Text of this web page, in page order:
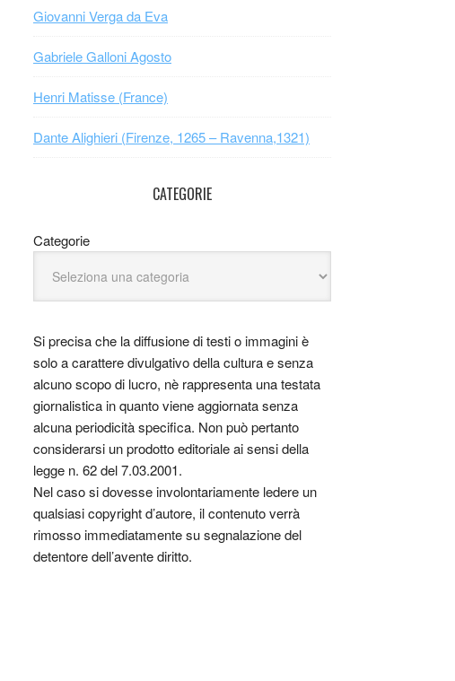
Giovanni Verga da Eva
Gabriele Galloni Agosto
Henri Matisse (France)
Dante Alighieri (Firenze, 1265 – Ravenna,1321)
CATEGORIE
Categorie
Si precisa che la diffusione di testi o immagini è
solo a carattere divulgativo della cultura e senza
alcuno scopo di lucro, nè rappresenta una testata
giornalistica in quanto viene aggiornata senza
alcuna periodicità specifica. Non può pertanto
considerarsi un prodotto editoriale ai sensi della
legge n. 62 del 7.03.2001.
Nel caso si dovesse involontariamente ledere un
qualsiasi copyright d’autore, il contenuto verrà
rimosso immediatamente su segnalazione del
detentore dell’avente diritto.